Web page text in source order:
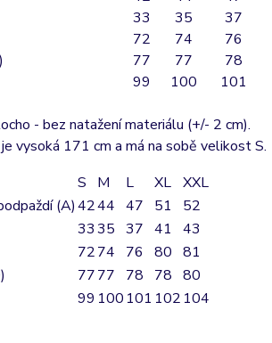
33 35 37
72 74 76
) 77 77 78
99 100 101
- bez natažení materiálu (+/- 2 cm).
vysoká 171 cm a má na sobě velikost S.
S M L XL XXL
(A)4244 47 51
52
3335 37 41
43
7274 76 80 81
7777 78 78 80
99 100 101 102 104